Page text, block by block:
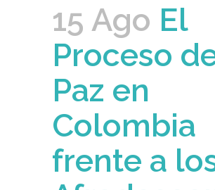
15 Ago El
Proceso
Paz en
Colombia
frente a